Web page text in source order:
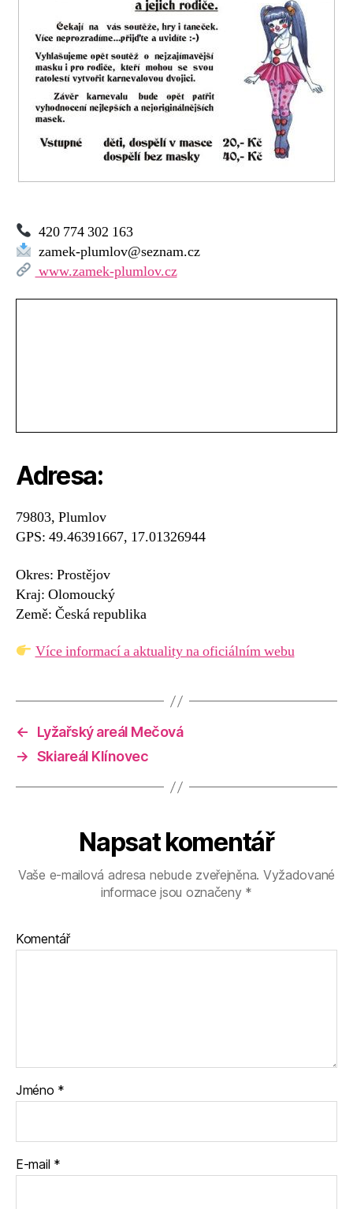
420 774 302 163
zamek-plumlov@seznam.cz
www.zamek-plumlov.cz
Adresa:
79803, Plumlov
GPS: 49.46391667, 17.01326944
Okres: Prostějov
Kraj: Olomoucký
Země: Česká republika
Více informací a aktuality na oficiálním webu
←
Lyžařský areál Mečová
→ Skiareál Klínovec
Napsat komentář
Vaše e-mailová adresa nebude zveřejněna. Vyžadované
informace jsou označeny *
Komentář
Jméno *
E-mail *